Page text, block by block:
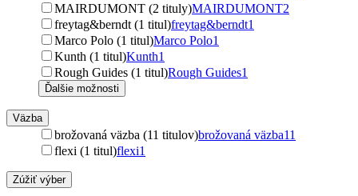
MAIRDUMONT (2 tituly)MAIRDUMONT2
freytag&berndt (1 titul)freytag&berndt1
Marco Polo (1 titul)Marco Polo1
Kunth (1 titul)Kunth1
Rough Guides (1 titul)Rough Guides1
Ďalšie možnosti
Väzba
brožovaná väzba (11 titulov)brožovaná väzba11
flexi (1 titul)flexi1
Zúžiť výber